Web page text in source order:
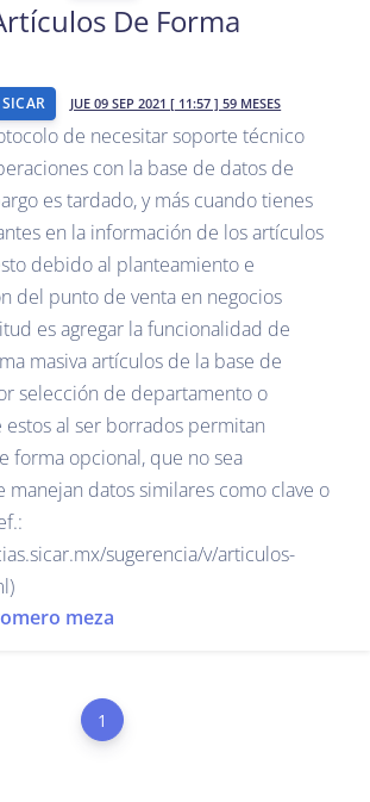
De Forma
SICAR JUE 09 SEP 2021 [ 11:57 ] 59 MESES
de necesitar soporte técnico
con la base de datos de
es tardado, y más cuando tienes
en la información de los artículos
debido al planteamiento e
del punto de venta en negocios
es agregar la funcionalidad de
masiva artículos de la base de
selección de departamento o
estos al ser borrados permitan
forma opcional, que no sea
manejan datos similares como clave o
sugerencia/v/articulos-
meza
1